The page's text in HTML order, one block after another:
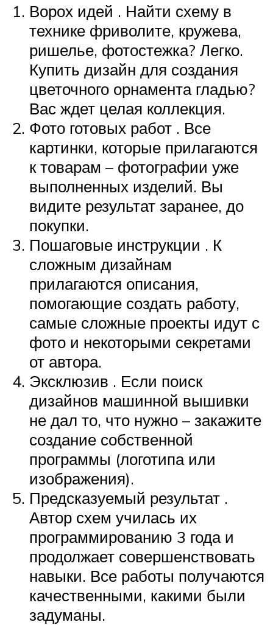
Ворох идей . Найти схему в
технике фриволите, кружева,
ришелье, фотостежка? Легко.
Купить дизайн для создания
цветочного орнамента гладью?
Вас ждет целая коллекция.
Фото готовых работ . Все
картинки, которые прилагаются
к товарам – фотографии уже
выполненных изделий. Вы
видите результат заранее, до
покупки.
Пошаговые инструкции . К
сложным дизайнам
прилагаются описания,
помогающие создать работу,
самые сложные проекты идут с
фото и некоторыми секретами
от автора.
Эксклюзив . Если поиск
дизайнов машинной вышивки
не дал то, что нужно – закажите
создание собственной
программы (логотипа или
изображения).
Предсказуемый результат .
Автор схем училась их
программированию 3 года и
продолжает совершенствовать
навыки. Все работы получаются
качественными, какими были
задуманы.